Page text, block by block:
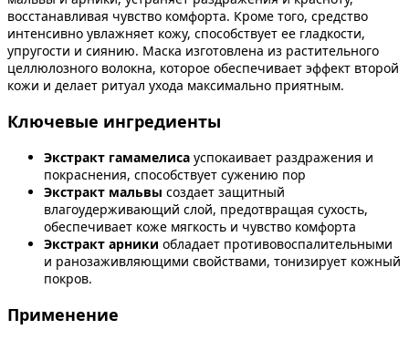
восстанавливая чувство комфорта. Кроме того, средство
интенсивно увлажняет кожу, способствует ее гладкости,
упругости и сиянию. Маска изготовлена из растительного
целлюлозного волокна, которое обеспечивает эффект второй
кожи и делает ритуал ухода максимально приятным.
Ключевые ингредиенты
Экстракт гамамелиса успокаивает раздражения и
покраснения, способствует сужению пор
Экстракт мальвы создает защитный
влагоудерживающий слой, предотвращая сухость,
обеспечивает коже мягкость и чувство комфорта
Экстракт арники обладает противовоспалительными
и ранозаживляющими свойствами, тонизирует кожный
покров.
Применение